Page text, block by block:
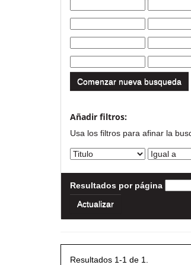
Comenzar nueva busqueda
Añadir filtros:
Usa los filtros para afinar la
Resultados por página
Resultados 1-1 de 1.